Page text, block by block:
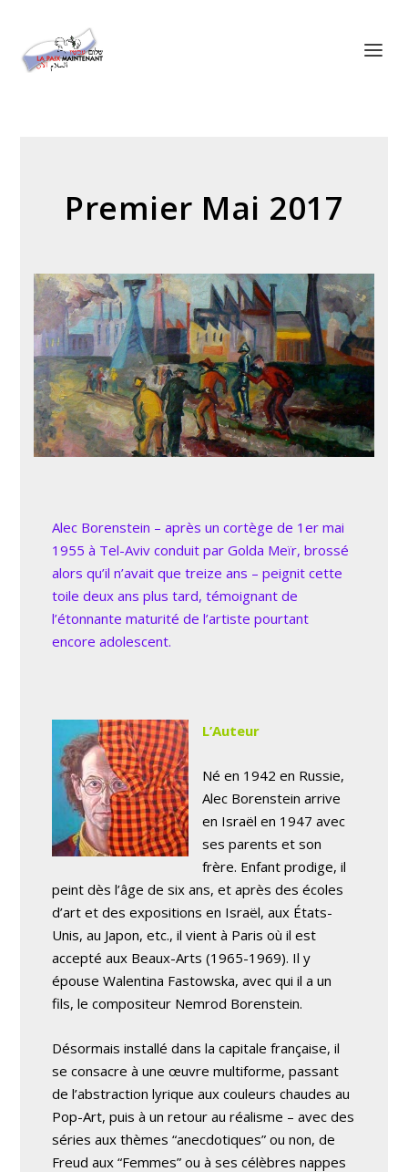
Premier Mai 2017
Alec Borenstein – après un cortège de 1er mai
1955 à Tel-Aviv conduit par Golda Meïr, brossé
alors qu’il n’avait que treize ans – peignit cette
toile deux ans plus tard, témoignant de
l’étonnante maturité de l’artiste pourtant
encore adolescent.
L’Auteur
Né en 1942 en Russie,
Alec Borenstein arrive
en Israël en 1947 avec
ses parents et son
frère. Enfant prodige, il
peint dès l’âge de six ans, et après des écoles
d’art et des expositions en Israël, aux États-
Unis, au Japon, etc., il vient à Paris où il est
accepté aux Beaux-Arts (1965-1969). Il y
épouse Walentina Fastowska, avec qui il a un
fils, le compositeur Nemrod Borenstein.
Désormais installé dans la capitale française, il
se consacre à une œuvre multiforme, passant
de l’abstraction lyrique aux couleurs chaudes au
Pop-Art, puis à un retour au réalisme – avec des
séries aux thèmes “anecdotiques” ou non, de
Freud aux “Femmes” ou à ses célèbres nappes